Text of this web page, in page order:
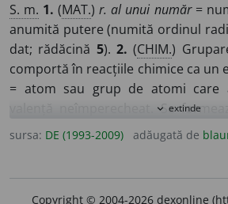
S. m. 1. (MAT.)r. al unui număr=
anumită putere (numită ordinul
dat; rădăcină 5).2. (CHIM.)
comportă în reacțiile chimice ca un
= atom sau grup de atomi care
valență neîmperecheat. Se
chimică se rupe fără formare de
expand_more extinde
sursa: DE (1993-2009) adăugată de
Copyright © 2004-2026 dexonline